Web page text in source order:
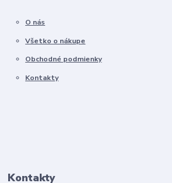
O nás
Všetko o nákupe
Obchodné podmienky
Kontakty
Kontakty